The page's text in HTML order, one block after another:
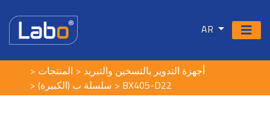
AR
المنتجات
أجهزة التدوير بالتسخين والتبريد
سلسلة ب (الكبيرة)
BX405-D22